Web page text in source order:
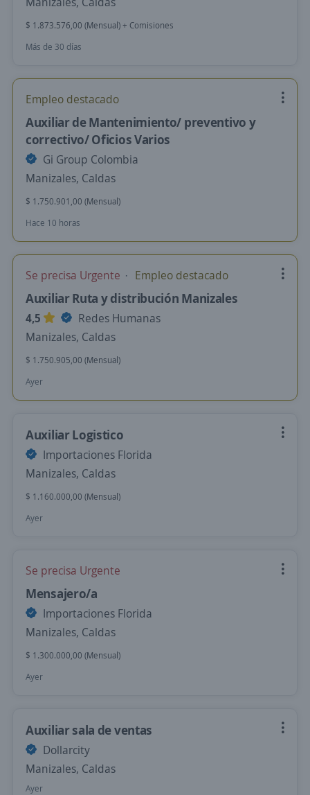
$ 1.873.576,00 (Mensual) + Comisiones
Más de 30 días
Empleo destacado
Auxiliar de Mantenimiento/ preventivo y
correctivo/ Oficios Varios
Gi Group Colombia
Manizales, Caldas
$ 1.750.901,00 (Mensual)
Hace 10 horas
Se precisa Urgente Empleo destacado
Auxiliar Ruta y distribución Manizales
4,5
Redes Humanas
Manizales, Caldas
$ 1.750.905,00 (Mensual)
Ayer
Auxiliar Logistico
Importaciones Florida
Manizales, Caldas
$ 1.160.000,00 (Mensual)
Ayer
Se precisa Urgente
Mensajero/a
Importaciones Florida
Manizales, Caldas
$ 1.300.000,00 (Mensual)
Ayer
Auxiliar sala de ventas
Dollarcity
Manizales, Caldas
Ayer